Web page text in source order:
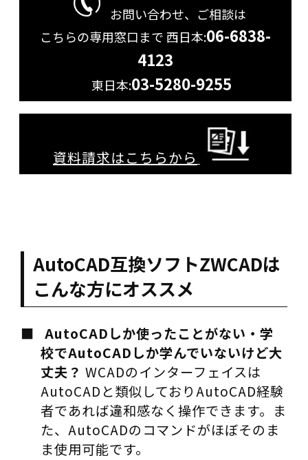
お問い合わせ、ご相談は
こちらの専用窓口まで西日本:06-6838-
4123
東日本:03-5280-9255
資料請求はこちらから
AutoCAD互換ソフトZWCADは
こんな方にオススメ
AutoCADしか使ったことがない・学
校でAutoCADしか学んでいないけど大
丈夫？ WCADのインターフェイスは
AutoCADと類似しておりAutoCAD経験
者であれば違和感なく操作できます。ま
た、AutoCADのコマンドがほぼそのま
ま使用可能です。